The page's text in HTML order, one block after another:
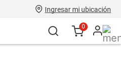
Ingresar mi ubicación
0